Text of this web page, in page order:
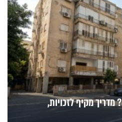
איזה בניין זכאי לתמ"א 38? מדריך מקיף לזכויות,